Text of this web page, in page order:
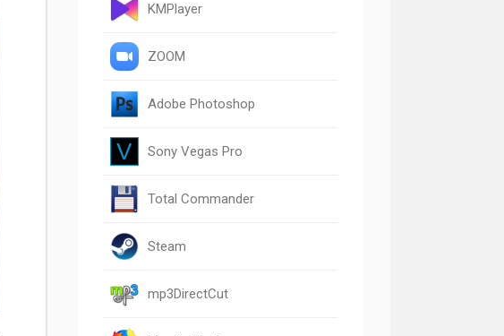
KMPlayer
ZOOM
Adobe Photoshop
Sony Vegas Pro
Total Commander
Steam
mp3DirectCut